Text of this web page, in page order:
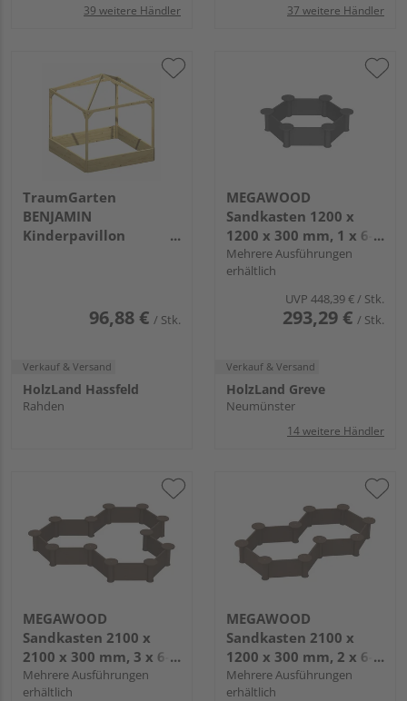
39 weitere Händler 37 weitere Händler
TraumGarten
BENJAMIN
Kinderpavillon
96,88 € / Stk.
Verkauf & Versand
HolzLand Hassfeld
Rahden
MEGAWOOD
Sandkasten 1200 x
1200 x 300 mm, 1 x 6-
eck
Mehrere Ausführungen
erhältlich
UVP 448,39 €/ Stk.
293,29 € / Stk.
Verkauf & Versand
HolzLand Greve
Neumünster
14 weitere Händler
MEGAWOOD
Sandkasten 2100 x
2100 x 300 mm, 3 x 6-
eck
Mehrere Ausführungen
erhältlich
MEGAWOOD
Sandkasten 2100 x
1200 x 300 mm, 2 x 6-
eck
Mehrere Ausführungen
erhältlich